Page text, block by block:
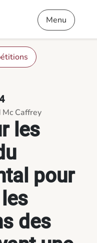
parental pour
Menu
les
pour
des
Caffrey